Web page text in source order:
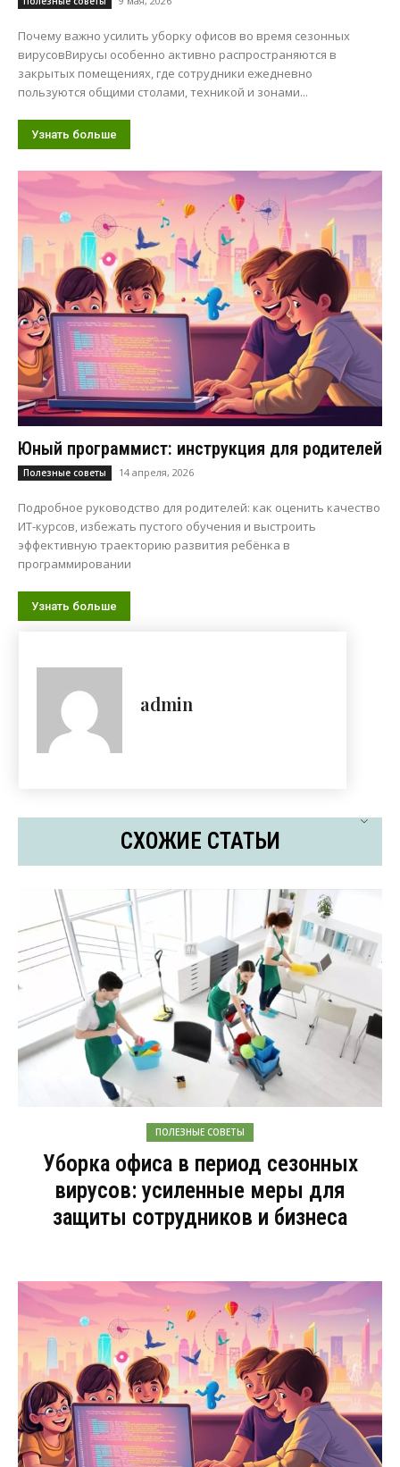
Почему важно усилить уборку офисов во время сезонных
вирусовВирусы особенно активно распространяются в
закрытых помещениях, где сотрудники ежедневно
пользуются общими столами, техникой и зонами...
Узнать больше
Юный программист: инструкция для родителей
Полезные советы 14 апреля, 2026
Подробное руководство для родителей: как оценить качество
ИТ-курсов, избежать пустого обучения и выстроить
эффективную траекторию развития ребёнка в
программировании
Узнать больше
admin
СХОЖИЕ СТАТЬИ
ПОЛЕЗНЫЕ СОВЕТЫ
Уборка офиса в период сезонных
вирусов: усиленные меры для
защиты сотрудников и бизнеса